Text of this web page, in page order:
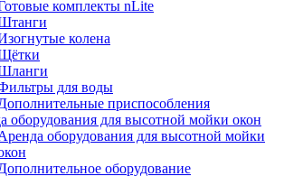
комплекты nLite
колена
для воды
приспособления
оборудования для высотной мойки окон
оборудования для высотной мойки
оборудование